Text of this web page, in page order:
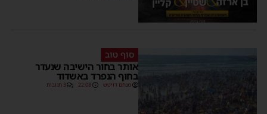
סוף טוב
אותר בחור הישיבה שנעדר
בחוף הנפרד באשדוד
מנחם דויטש 22:08 3 תגובות